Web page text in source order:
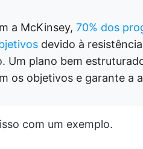
a McKinsey, 70% dos
devido à
Um plano bem
os objetivos e garante a
com um exemplo.